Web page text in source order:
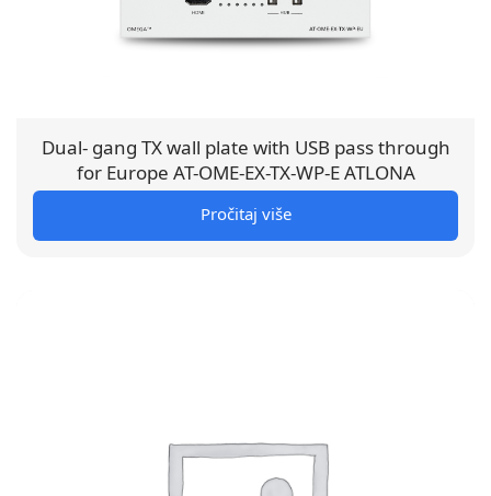
Dual- gang TX wall plate with USB pass through
for Europe AT-OME-EX-TX-WP-E ATLONA
Pročitaj više